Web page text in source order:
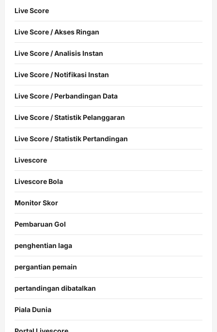
Live Score
Live Score / Akses Ringan
Live Score / Analisis Instan
Live Score / Notifikasi Instan
Live Score / Perbandingan Data
Live Score / Statistik Pelanggaran
Live Score / Statistik Pertandingan
Livescore
Livescore Bola
Monitor Skor
Pembaruan Gol
penghentian laga
pergantian pemain
pertandingan dibatalkan
Piala Dunia